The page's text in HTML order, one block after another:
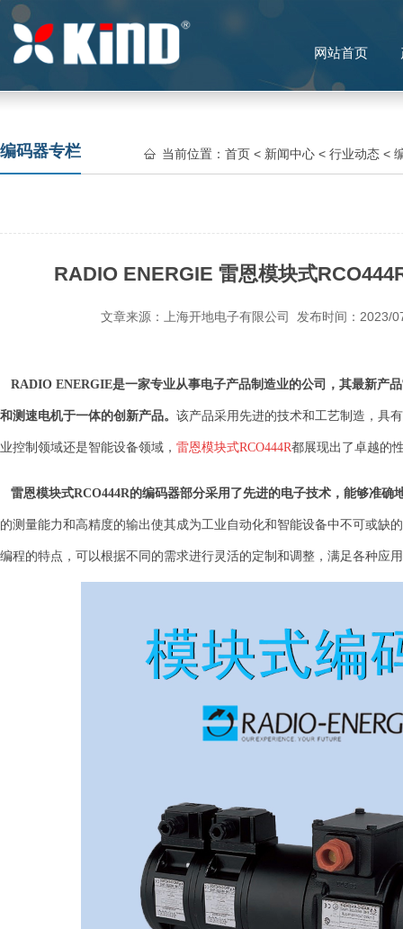
网站首页
编码器专栏 当前位置： 首页 < 新闻中心 < 行业动态 <
RADIO ENERGIE 雷恩模块式
文章来源：上海开地电子有限公司 发布时间：
RADIO ENERGIE是一家专业从事电子产品制造业的公司，其最新产
和测速电机于一体的创新产品。 该产品采用先进的技术和工艺制造，具
业控制领域还是智能设备领域， 雷恩模块式RCO444R都展现出了卓越的
雷恩模块式RCO444R的编码器部分采用了先进的电子技术，能够准确
的测量能力和高精度的输出使其成为工业自动化和智能设备中不可或缺
编程的特点，可以根据不同的需求进行灵活的定制和调整，满足各种应